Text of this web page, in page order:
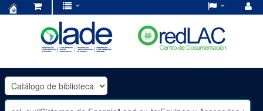
OLADE
-